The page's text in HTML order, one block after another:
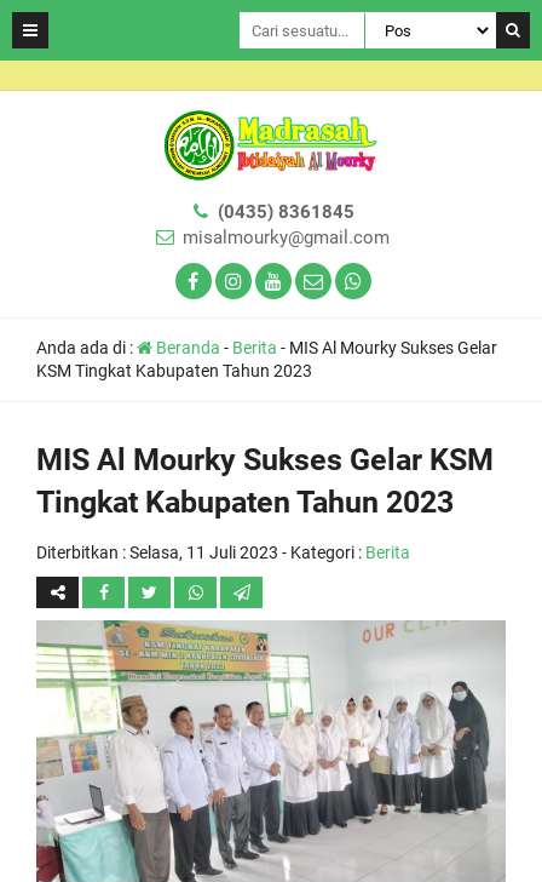
(0435) 8361845
misalmourky@gmail.com
Anda ada di : Beranda - Berita - MIS Al Mourky Sukses Gelar
KSM Tingkat Kabupaten Tahun 2023
MIS Al Mourky Sukses Gelar KSM
Tingkat Kabupaten Tahun 2023
Diterbitkan :Selasa, 11 Juli 2023 - Kategori : Berita